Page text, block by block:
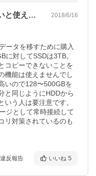
コピー先の方が容量大きくないと使えません 2018/6/16
ータを移すために購入
に対してSSDは3TB。
コピーできないことを
機能は使えませんでし
いので128〜500GBを
と同じようにHDDから
いう人は要注意です。
ジとして常時接続して
リ対策されているのも
違反報告 いいね 5